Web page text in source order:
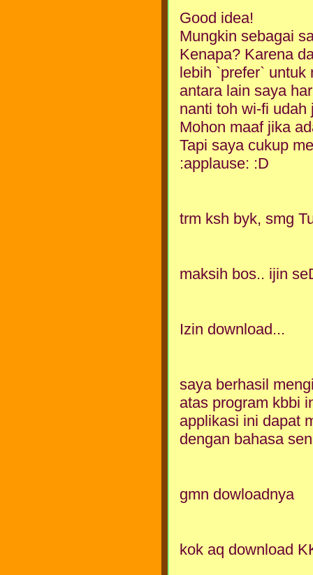
Good idea!
Mungkin sebagai
Kenapa? Karena
lebih `prefer`
antara lain saya
nanti toh wi-fi
Mohon maaf jika
Tapi saya cukup
:applause: :D
trm ksh byk, smg
maksih bos.. ijin
Izin download...
saya berhasil
atas program kbbi
applikasi ini dapat
dengan bahasa
gmn dowloadnya
kok aq download